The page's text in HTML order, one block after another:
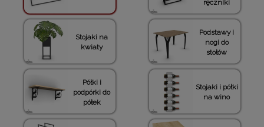
ręczniki
Stojaki na
kwiaty
Podstawy i
nogi do
stołów
Półki i
podpórki do
półek
Stojaki i półki
na wino